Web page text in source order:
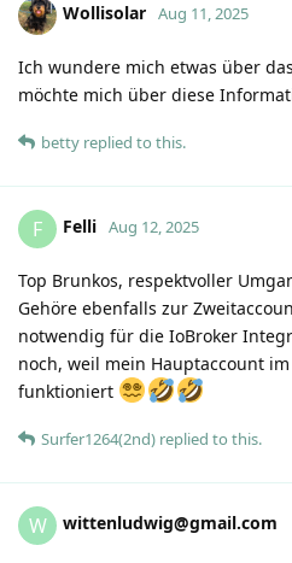
Wollisolar Aug 11, 2025
Ich wundere mich etwas über
möchte mich über diese
betty replied to this.
F Felli Aug 12, 2025
Top Brunkos, respektvoller
Gehöre ebenfalls zur
notwendig für die IoBroker
noch, weil mein Hauptaccount
funktioniert
Surfer1264(2nd) replied to this.
W wittenludwig@gmail.com